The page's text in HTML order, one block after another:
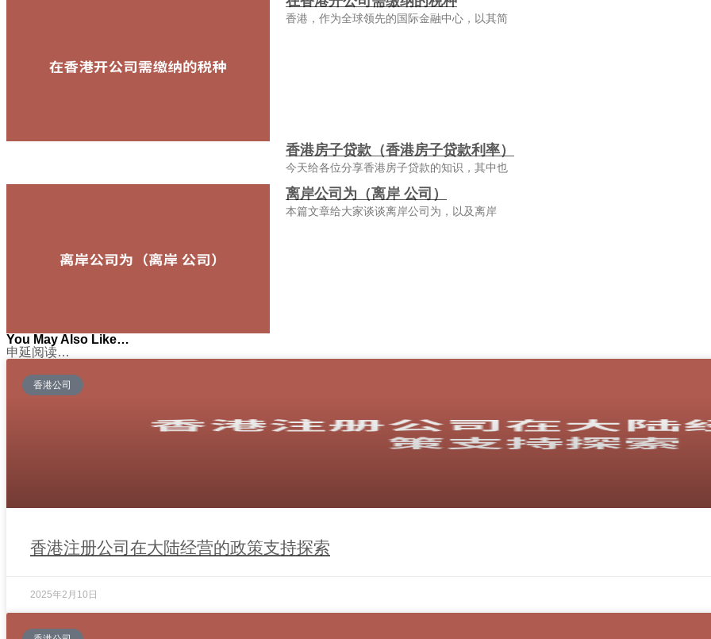
香港，作为全球领先的国际金融中心，以其简
香港房子贷款（香港房子贷款利率）
今天给各位分享香港房子贷款的知识，其中也
离岸公司为（离岸 公司）
本篇文章给大家谈谈离岸公司为，以及离岸
You May Also Like…
申延阅读…
香港公司
香港注册公司在大陆经营的政策支持探索
2025年2月10日